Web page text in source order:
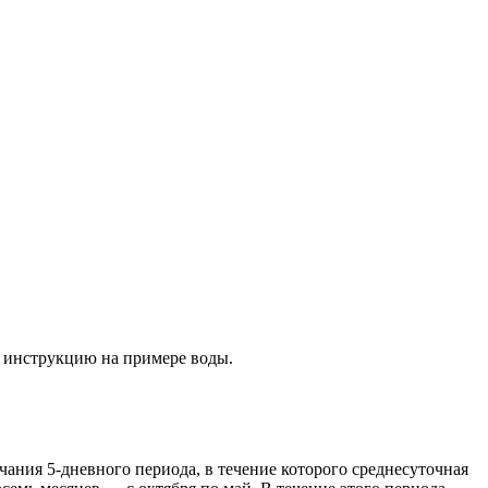
инструкцию на примере воды.
5-дневного периода, в течение которого среднесуточная